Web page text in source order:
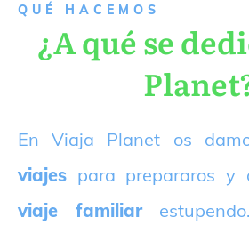
QUÉ HACEMOS
¿A qué se
En Viaja Planet os
viajes para prepararos y
viaje familiar